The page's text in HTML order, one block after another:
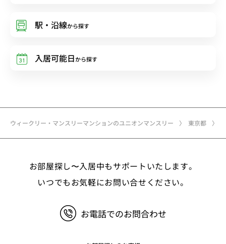
ウィークリー・マンスリーマンションのユニオンマンスリー 東京都
駅・沿線から探す
入居可能日から探す
お部屋探し〜入居中もサポートいたします。
いつでもお気軽にお問い合せください。
お電話でのお問合わせ